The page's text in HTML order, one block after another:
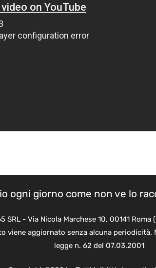
ogni giorno come non ve lo
- Via Nicola Marchese 10, 00141 Roma
viene aggiornato senza alcuna
legge n. 62 del 07.03.2001